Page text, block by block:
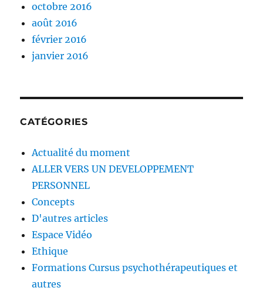
octobre 2016
août 2016
février 2016
janvier 2016
CATÉGORIES
Actualité du moment
ALLER VERS UN DEVELOPPEMENT
PERSONNEL
Concepts
D'autres articles
Espace Vidéo
Ethique
Formations Cursus psychothérapeutiques et
autres